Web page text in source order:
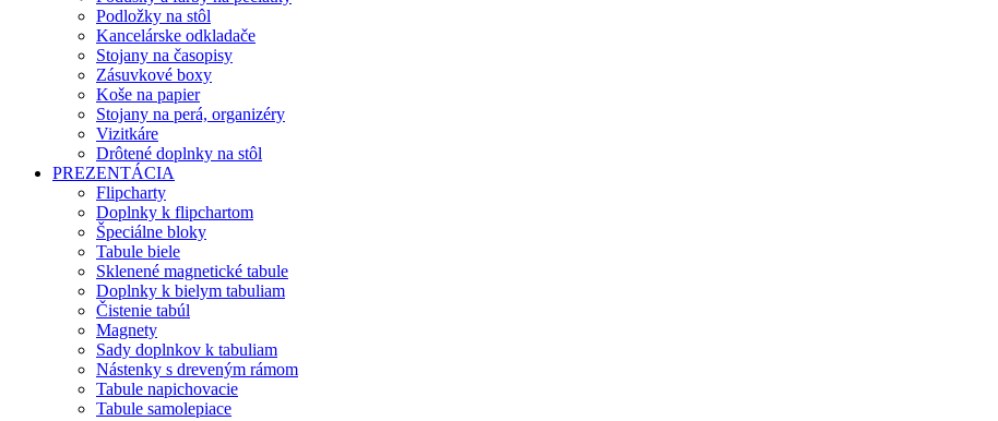
Podložky na stôl
Kancelárske odkladače
Stojany na časopisy
Zásuvkové boxy
Koše na papier
Stojany na perá, organizéry
Vizitkáre
Drôtené doplnky na stôl
PREZENTÁCIA
Flipcharty
Doplnky k flipchartom
Špeciálne bloky
Tabule biele
Sklenené magnetické tabule
Doplnky k bielym tabuliam
Čistenie tabúl
Magnety
Sady doplnkov k tabuliam
Nástenky s dreveným rámom
Tabule napichovacie
Tabule samolepiace